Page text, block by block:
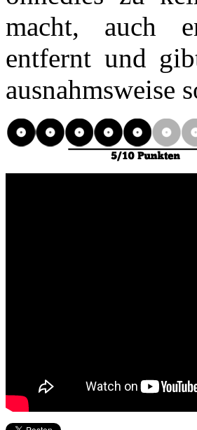
macht, auch
entfernt und
ausnahmsweise